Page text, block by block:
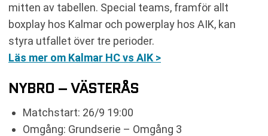
mitten av tabellen. Special teams, framför allt
boxplay hos Kalmar och powerplay hos AIK, kan
styra utfallet över tre perioder.
Läs mer om Kalmar HC vs AIK >
NYBRO – VÄSTERÅS
Matchstart: 26/9 19:00
Omgång: Grundserie – Omgång 3